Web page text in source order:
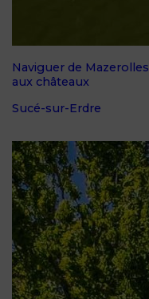
Naviguer de Mazerolles
aux châteaux
Sucé-sur-Erdre